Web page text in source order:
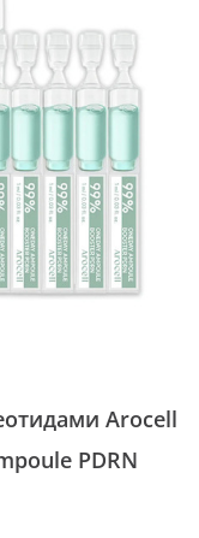
Arocell
PDRN